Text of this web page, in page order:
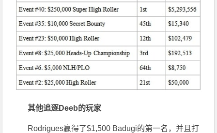
其他追逐Deeb的玩家
Rodrigues赢得了$1,500 Badugi的第一名，并且打